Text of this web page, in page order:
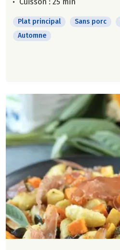
Plat principal Sans porc
Automne